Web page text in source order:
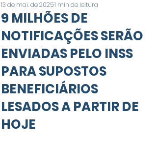
9 MILHÕES DE
NOTIFICAÇÕES SERÃO
ENVIADAS PELO INSS
PARA SUPOSTOS
BENEFICIÁRIOS
LESADOS A PARTIR DE
HOJE
13 de mai. de 20251 min de leitura